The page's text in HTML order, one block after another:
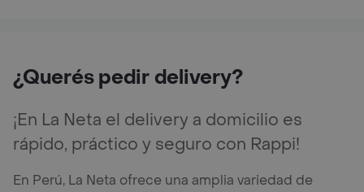
¿Querés pedir delivery?
¡En La Neta el delivery a domicilio es
rápido, práctico y seguro con Rappi!
En Perú, La Neta ofrece una amplia variedad de